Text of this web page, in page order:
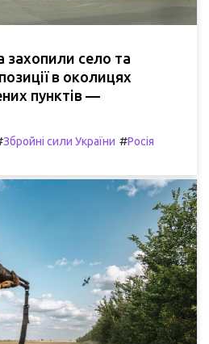
захопили село та
в околицях
пунктів —
Збройні сили України #Росія